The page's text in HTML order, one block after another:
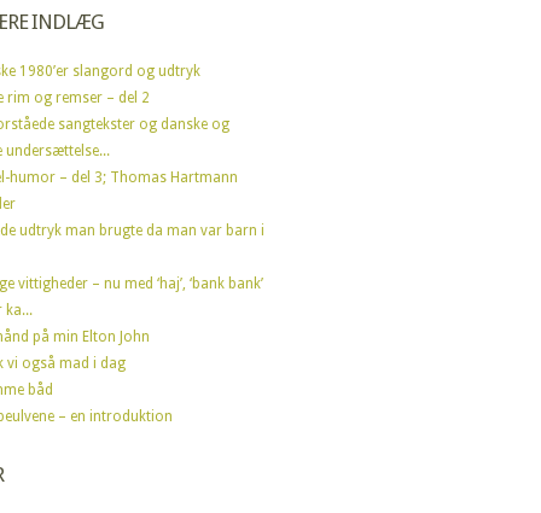
INDLÆG
1980’er slangord og udtryk
rim og remser – del 2
sangtekster og danske og
undersættelse...
humor – del 3; Thomas Hartmann
udtryk man brugte da man var barn i
vittigheder – nu med ‘haj’, ‘bank bank’
ka...
på min Elton John
vi også mad i dag
båd
– en introduktion